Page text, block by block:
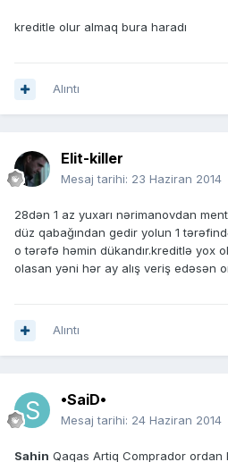
kreditle olur almaq bura haradı
Alıntı
Elit-killer
Mesaj tarihi: 23 Haziran 2014
28dən 1 az yuxarı nərimanovdan
düz qabağından gedir yolun 1
o tərəfə həmin dükandır.kreditlə yox
olasan yəni hər ay alış veriş edəsən
Alıntı
•SaiD•
Mesaj tarihi: 24 Haziran 2014
Sahin Qaqas Artiq Comprador ordan